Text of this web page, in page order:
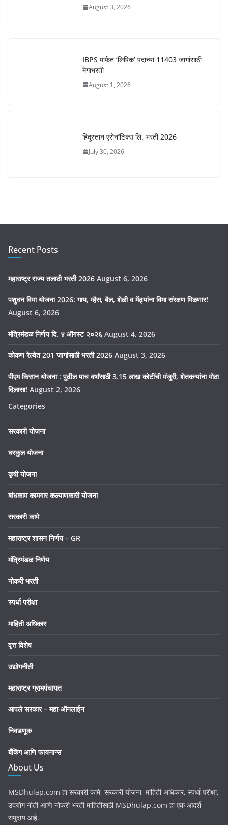
August 3, 2026
IBPS मार्फत ‘लिपिक’ पदाच्या 11403 जागांसाठी
मेगाभरती
August 1, 2026
हिंदुस्तान एरोनॉटिक्स लि. भरती 2026
July 30, 2026
Recent Posts
महाराष्ट्र राज्य तलाठी भरती 2026 August 6, 2026
पशुधन विमा योजना 2026: गाय, म्हैस, बैल, शेळी व मेंढ्यांना विमा संरक्षण मिळणार!
August 6, 2026
मंत्रिमंडळ निर्णय दि. ४ ऑगस्ट २०२६ August 4, 2026
कोकण रेल्वेत 201 जागांसाठी भरती 2026 August 3, 2026
पीएम किसान योजना : पुढील पाच वर्षांसाठी 3.15 लाख कोटींची मंजुरी, शेतकऱ्यांना मोठा
दिलासा! August 2, 2026
Categories
सरकारी योजना
घरकुल योजना
कृषी योजना
बांधकाम कामगार कल्याणकारी योजना
सरकारी कामे
महाराष्ट्र शासन निर्णय – GR
मंत्रिमंडळ निर्णय
नोकरी भरती
स्पर्धा परीक्षा
माहिती अधिकार
वृत्त विशेष
उद्योगनीती
महाराष्ट्र ग्रामपंचायत
आपले सरकार – महा-ऑनलाईन
निवडणूक
बँकिंग आणि फायनान्स
About Us
MSDhulap.com हा सरकारी कामे, सरकारी योजना, माहिती अधिकार, स्पर्धा परीक्षा,
उदयोग नीती आणि नोकरी भरती माहितीसाठी MSDhulap.com हा एक आदर्श
समुदाय आहे.